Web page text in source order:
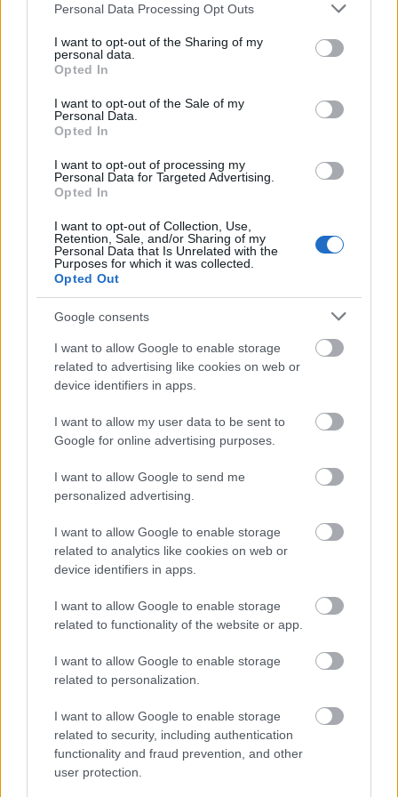
Please note that this website/app uses one or more Google
not limited to your visit or usage behaviour. You may click to
grant or deny consent to Google and its third-party tags to
use your data for below specified purposes in below Google
consent section.
Personal Data Processing Opt Outs
I want to opt-out of the Sharing of my
personal data.
Opted In
I want to opt-out of the Sale of my
Personal Data.
Opted In
I want to opt-out of processing my
Personal Data for Targeted Advertising.
Opted In
I want to opt-out of Collection, Use,
Retention, Sale, and/or Sharing of my
Personal Data that Is Unrelated with the
Purposes for which it was collected.
Opted Out
Google consents
I want to allow Google to enable storage
related to advertising like cookies on web or
device identifiers in apps.
I want to allow my user data to be sent to
Google for online advertising purposes.
I want to allow Google to send me
personalized advertising.
I want to allow Google to enable storage
related to analytics like cookies on web or
device identifiers in apps.
I want to allow Google to enable storage
related to functionality of the website or app.
I want to allow Google to enable storage
related to personalization.
I want to allow Google to enable storage
related to security, including authentication
functionality and fraud prevention, and other
user protection.
felméréseket!
Gyűjtsétek rendszeresen a dolgozók
elégedettségével és a munkahelyi kultúrával
ezeket a visszajelzéseket a munkavállalók igényeit
és preferenciáit tükröző, megalapozott
túlzás nélkül megváltoztatja az
életedet
4. Biztosítsatok személyes
fejlődési lehetőségeket!
azáltal, hogy hozzáférést biztosítotok
tanfolyamokhoz, workshopokhoz és
A Google például lehetővé teszi a
munkatársai számára, hogy munkaidejük 20%-át
személyes projektekkel töltsék, ezzel is elősegítve a
kreativitást és az innovációt.